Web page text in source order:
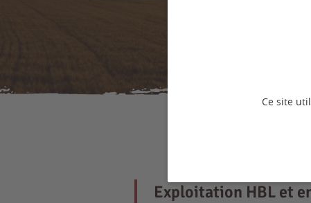
Ce site
Exploitation HBL et